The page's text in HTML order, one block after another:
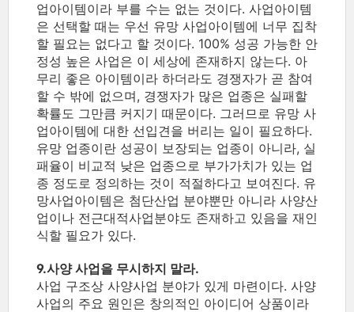
업아이템이라 부를 수는 없는 것이다. 사업아이템
은 선택할 때는 우선 유망 사업아이템에 너무 집착
할 필요는 없다고 할 것이다. 100% 성공 가능한 안
정성 높은 사업은 이 세상에 존재하지 않는다. 아
무리 좋은 아이템이라 하더라도 경쟁자가 곧 참여
할 수 밖에 없으며, 경쟁자가 많은 업종은 실패할
확률도 그만큼 커지기 때문이다. 그러므로 유망 사
업아이템에 대한 선입견을 버리는 일이 필요하다.
유망 업종이란 성공이 보장되는 업종이 아니라, 실
패율이 비교적 낮은 업종으로 부가가치가 있는 업
종 정도로 정의하는 것이 적절하다고 보여진다. 유
망사업아이템은 첨단산업 분야뿐만 아니라 사양산
업이나 전근대적사업분야도 존재하고 있음을 재인
식할 필요가 있다.
9.사양 사업을 무시하지 말라.
사업 구조상 사양사업 분야가 있게 마련이다. 사양
사업의 주요 원인은 창의적인 아이디어 상품이라